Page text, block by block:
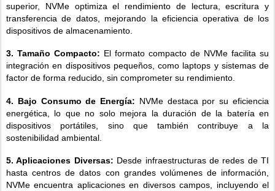
superior, NVMe optimiza el rendimiento de lectura, escritura y
transferencia de datos, mejorando la eficiencia operativa de los
dispositivos de almacenamiento.
3. Tamaño Compacto: El formato compacto de NVMe facilita su
integración en dispositivos pequeños, como laptops y sistemas de
factor de forma reducido, sin comprometer su rendimiento.
4. Bajo Consumo de Energía: NVMe destaca por su eficiencia
energética, lo que no solo mejora la duración de la batería en
dispositivos portátiles, sino que también contribuye a la
sostenibilidad ambiental.
5. Aplicaciones Diversas: Desde infraestructuras de redes de TI
hasta centros de datos con grandes volúmenes de información,
NVMe encuentra aplicaciones en diversos campos, incluyendo el